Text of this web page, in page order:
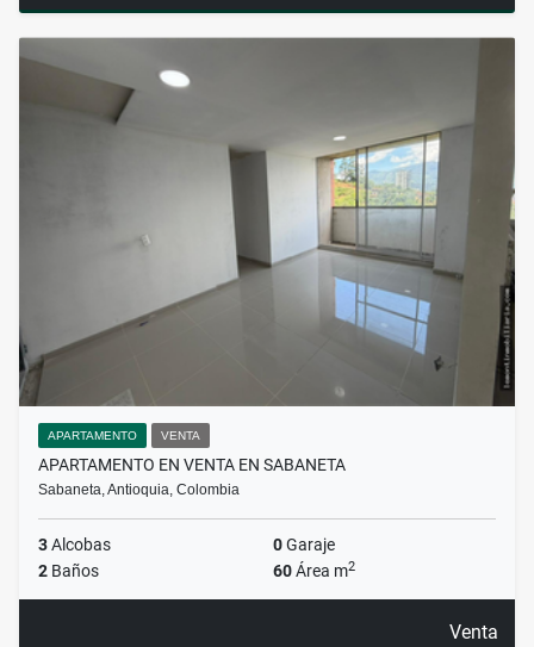
APARTAMENTO VENTA
APARTAMENTO EN VENTA EN SABANETA
Sabaneta, Antioquia, Colombia
3Alcobas 0Garaje
2 Baños 60Área m2
Venta